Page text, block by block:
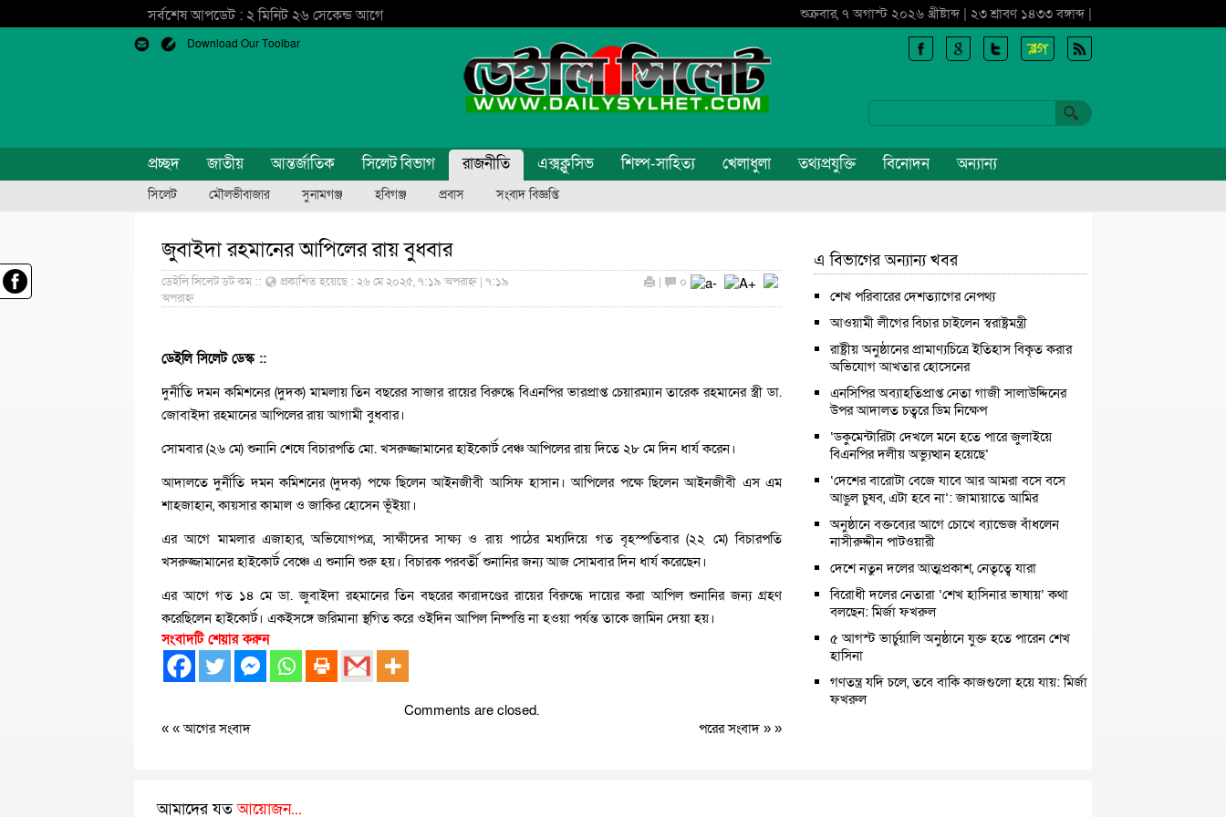
সর্বশেষ আপডেট : ২ মিনিট ২৬ সেকেন্ড আগে শুক্রবার, ৭ অগাস্ট ২০২৬ খ্রীষ্টাব্দ | ২৩ শ্রাবণ ১৪৩৩ বঙ্গাব্দ |
Download Our Toolbar
প্রচ্ছদ জাতীয় আন্তর্জাতিক সিলেট বিভাগ রাজনীতি এক্সক্লুসিভ শিল্প-সাহিত্য খেলাধুলা তথ্যপ্রযুক্তি বিনোদন অন্যান্য
সিলেট মৌলভীবাজার সুনামগঞ্জ হবিগঞ্জ প্রবাস সংবাদ বিজ্ঞপ্তি
জুবাইদা রহমানের আপিলের রায় বুধবার
ডেইলি সিলেট ডট কম ::
প্রকাশিত হয়েছে : ২৬ মে ২০২৫, ৭:১৯ অপরাহ্ন | ৭:১৯
অপরাহ্ন
| ০
ডেইলি সিলেট ডেস্ক ::
দুর্নীতি দমন কমিশনের (দুদক) মামলায় তিন বছরের সাজার রায়ের বিরুদ্ধে বিএনপির ভারপ্রাপ্ত চেয়ারম্যান তারেক রহমানের স্ত্রী ডা.
জোবাইদা রহমানের আপিলের রায় আগামী বুধবার।
সোমবার (২৬ মে) শুনানি শেষে বিচারপতি মো. খসরুজ্জামানের হাইকোর্ট বেঞ্চ আপিলের রায় দিতে ২৮ মে দিন ধার্য করেন।
আদালতে দুর্নীতি দমন কমিশনের (দুদক) পক্ষে ছিলেন আইনজীবী আসিফ হাসান। আপিলের পক্ষে ছিলেন আইনজীবী এস এম
শাহজাহান, কায়সার কামাল ও জাকির হোসেন ভূঁইয়া।
এর আগে মামলার এজাহার, অভিযোগপত্র, সাক্ষীদের সাক্ষ্য ও রায় পাঠের মধ্যদিয়ে গত বৃহস্পতিবার (২২ মে) বিচারপতি
খসরুজ্জামানের হাইকোর্ট বেঞ্চে এ শুনানি শুরু হয়। বিচারক পরবর্তী শুনানির জন্য আজ সোমবার দিন ধার্য করেছেন।
এর আগে গত ১৪ মে ডা. জুবাইদা রহমানের তিন বছরের কারাদণ্ডের রায়ের বিরুদ্ধে দায়ের করা আপিল শুনানির জন্য গ্রহণ
করেছিলেন হাইকোর্ট। একইসঙ্গে জরিমানা স্থগিত করে ওইদিন আপিল নিষ্পত্তি না হওয়া পর্যন্ত তাকে জামিন দেয়া হয়।
সংবাদটি শেয়ার করুন
Comments are closed.
« «আগের সংবাদ পরের সংবাদ » »
এ বিভাগের অন্যান্য খবর
শেখ পরিবারের দেশত্যাগের নেপথ্য
আওয়ামী লীগের বিচার চাইলেন স্বরাষ্ট্রমন্ত্রী
রাষ্ট্রীয় অনুষ্ঠানের প্রামাণ্যচিত্রে ইতিহাস বিকৃত করার
অভিযোগ আখতার হোসেনের
এনসিপির অব্যাহতিপ্রাপ্ত নেতা গাজী সালাউদ্দিনের
উপর আদালত চত্বরে ডিম নিক্ষেপ
‘ডকুমেন্টারিটা দেখলে মনে হতে পারে জুলাইয়ে
বিএনপির দলীয় অভ্যুত্থান হয়েছে’
‘দেশের বারোটা বেজে যাবে আর আমরা বসে বসে
আঙুল চুষব, এটা হবে না’: জামায়াতে আমির
অনুষ্ঠানে বক্তব্যের আগে চোখে ব্যান্ডেজ বাঁধলেন
নাসীরুদ্দীন পাটওয়ারী
দেশে নতুন দলের আত্মপ্রকাশ, নেতৃত্বে যারা
বিরোধী দলের নেতারা ‘শেখ হাসিনার ভাষায়’ কথা
বলছেন: মির্জা ফখরুল
৫ আগস্ট ভার্চুয়ালি অনুষ্ঠানে যুক্ত হতে পারেন শেখ
হাসিনা
গণতন্ত্র যদি চলে, তবে বাকি কাজগুলো হয়ে যায়: মির্জা
ফখরুল
আমাদের যতআয়োজন...